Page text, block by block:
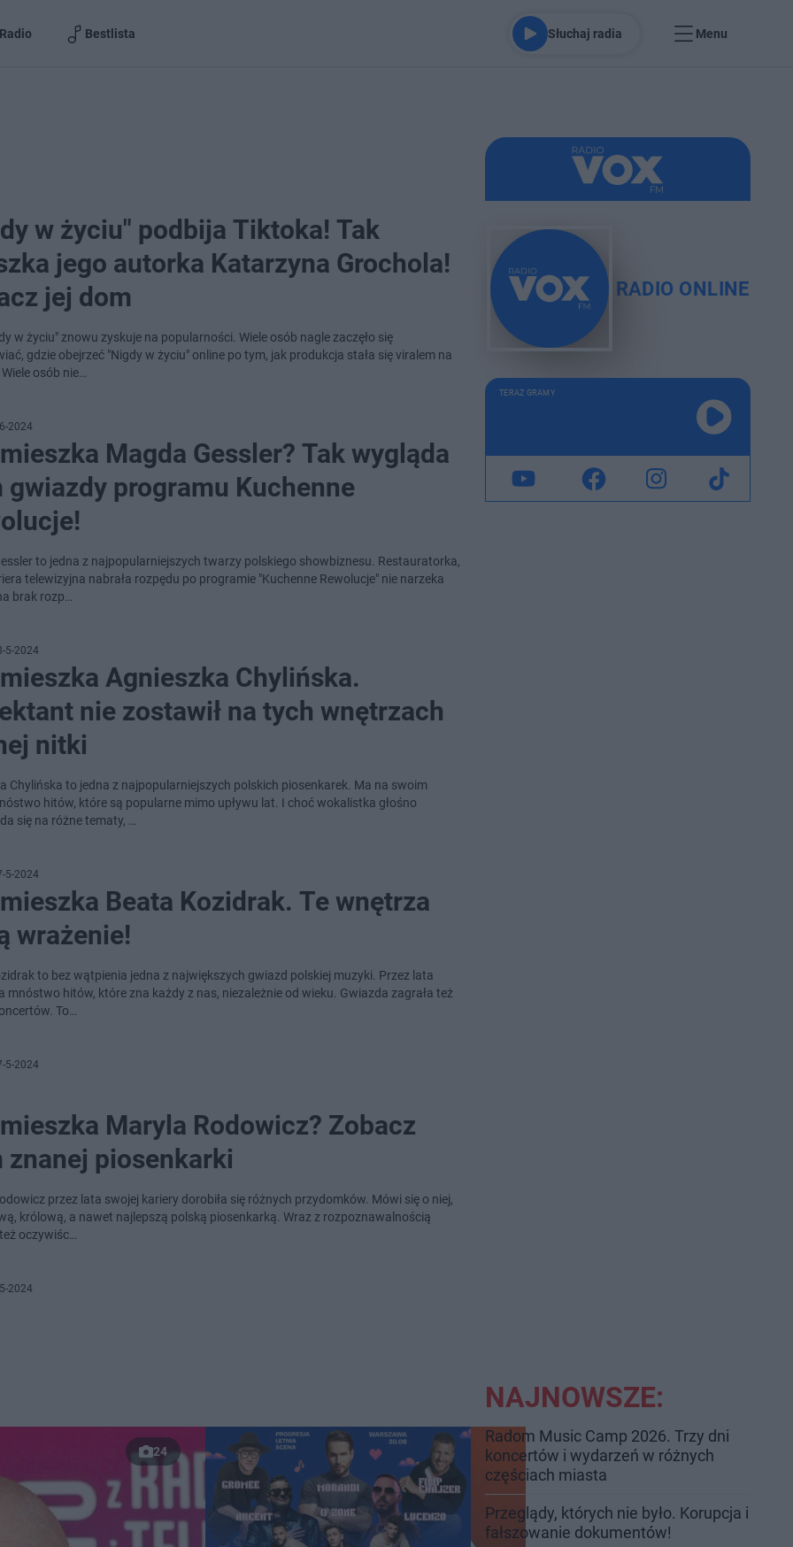
Radio Bestlista Słuchaj radia Menu
w życiu" podbija Tiktoka! Tak
jego autorka Katarzyna Grochola!
jej dom
w życiu" znowu zyskuje na popularności. Wiele osób nagle zaczęło się
gdzie obejrzeć "Nigdy w życiu" online po tym, jak produkcja stała się viralem na
osób nie…
2024
Magda Gessler? Tak wygląda
gwiazdy programu Kuchenne
to jedna z najpopularniejszych twarzy polskiego showbiznesu. Restauratorka,
telewizyjna nabrała rozpędu po programie "Kuchenne Rewolucje" nie narzeka
brak rozp…
5-2024
Agnieszka Chylińska.
nie zostawił na tych wnętrzach
nitki
Chylińska to jedna z najpopularniejszych polskich piosenkarek. Ma na swoim
hitów, które są popularne mimo upływu lat. I choć wokalistka głośno
się na różne tematy, …
5-2024
Beata Kozidrak. Te wnętrza
wrażenie!
to bez wątpienia jedna z największych gwiazd polskiej muzyki. Przez lata
mnóstwo hitów, które zna każdy z nas, niezależnie od wieku. Gwiazda zagrała też
To…
5-2024
Maryla Rodowicz? Zobacz
znanej piosenkarki
przez lata swojej kariery dorobiła się różnych przydomków. Mówi się o niej,
królową, a nawet najlepszą polską piosenkarką. Wraz z rozpoznawalnością
oczywiśc…
2024
RADIO ONLINE
TERAZ GRAMY
24
NAJNOWSZE:
Radom Music Camp 2026. Trzy dni
koncertów i wydarzeń w różnych
częściach miasta
Przeglądy, których nie było. Korupcja i
fałszowanie dokumentów!